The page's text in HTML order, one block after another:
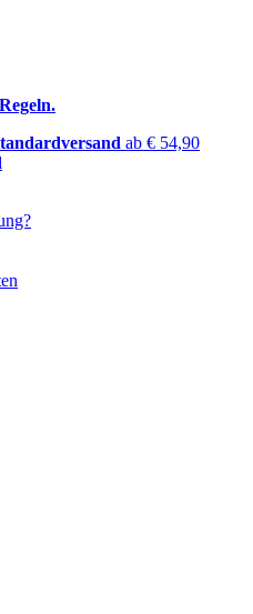
ab € 54,90